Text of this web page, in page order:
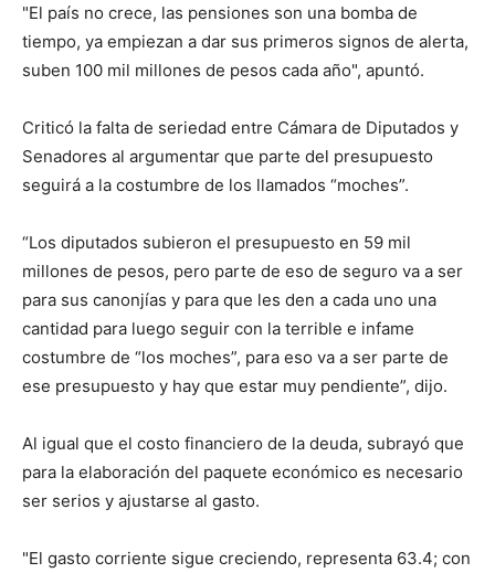
"El país no crece, las pensiones son una bomba de
tiempo, ya empiezan a dar sus primeros signos de alerta,
suben 100 mil millones de pesos cada año", apuntó.
Criticó la falta de seriedad entre Cámara de Diputados y
Senadores al argumentar que parte del presupuesto
seguirá a la costumbre de los llamados “moches”.
“Los diputados subieron el presupuesto en 59 mil
millones de pesos, pero parte de eso de seguro va a ser
para sus canonjías y para que les den a cada uno una
cantidad para luego seguir con la terrible e infame
costumbre de “los moches”, para eso va a ser parte de
ese presupuesto y hay que estar muy pendiente”, dijo.
Al igual que el costo financiero de la deuda, subrayó que
para la elaboración del paquete económico es necesario
ser serios y ajustarse al gasto.
"El gasto corriente sigue creciendo, representa 63.4; con